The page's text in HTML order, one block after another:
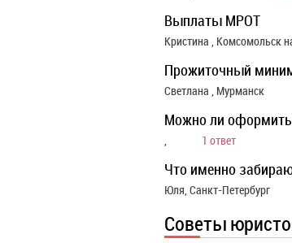
Выплаты МРОТ
Кристина , Комсомольск
Прожиточный
Светлана , Мурманск
Можно ли оформить
, 1 ответ
Что именно
Юля, Санкт-Петербург
Советы